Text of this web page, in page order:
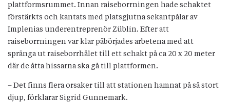
plattformsrummet. Innan raiseborrningen hade schaktet
förstärkts och kantats med platsgjutna sekantpålar av
Implenias underentreprenör Züblin. Efter att
raiseborrningen var klar påbörjades arbetena med att
spränga ut raiseborrhålet till ett schakt på ca 20 x 20 meter
där de åtta hissarna ska gå till plattformen.
– Det finns flera orsaker till att stationen hamnat på så stort
djup, förklarar Sigrid Gunnemark.